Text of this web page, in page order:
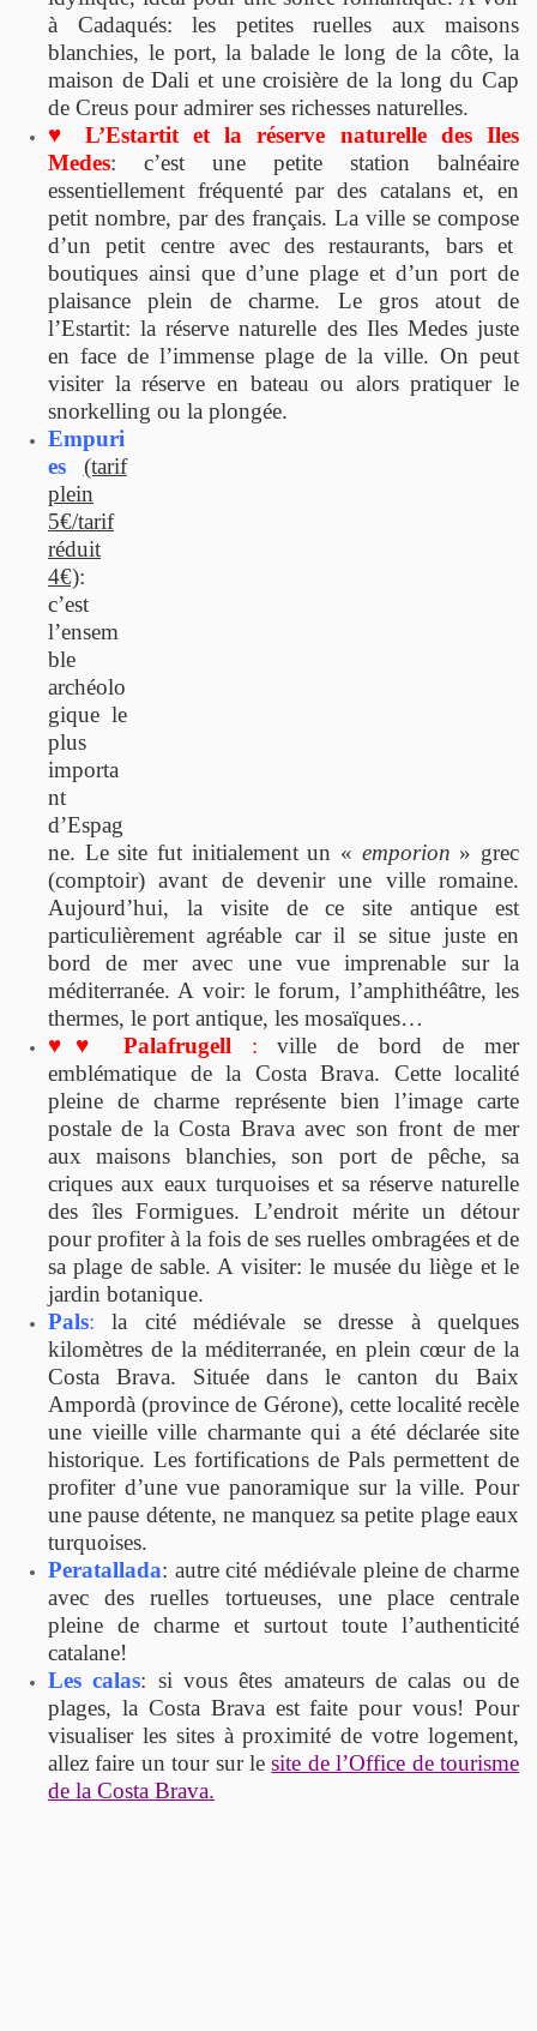
à Cadaqués: les petites ruelles aux maisons
blanchies, le port, la balade le long de la côte, la
maison de Dali et une croisière de la long du Cap
de Creus pour admirer ses richesses naturelles.
♥
L’Estartit et la réserve naturelle des Iles
Medes: c’est une petite station balnéaire
essentiellement fréquenté par des catalans et, en
petit nombre, par des français. La ville se compose
d’un petit centre avec des restaurants, bars et
boutiques ainsi que d’une plage et d’un port de
plaisance plein de charme. Le gros atout de
l’Estartit: la réserve naturelle des Iles Medes juste
en face de l’immense plage de la ville. On peut
visiter la réserve en bateau ou alors pratiquer le
snorkelling ou la plongée.
Empuri
es
(tarif
plein
5€/tarif
réduit
4€):
c’est
l’ensem
ble
archéolo
gique le
plus
importa
nt
d’Espag
ne. Le site fut initialement un « emporion » grec
(comptoir) avant de devenir une ville romaine.
Aujourd’hui, la visite de ce site antique est
particulièrement agréable car il se situe juste en
bord de mer avec une vue imprenable sur la
méditerranée. A voir: le forum, l’amphithéâtre, les
thermes, le port antique, les mosaïques…
♥ ♥ Palafrugell : ville de bord de mer
emblématique de la Costa Brava. Cette localité
pleine de charme représente bien l’image carte
postale de la Costa Brava avec son front de mer
aux maisons blanchies, son port de pêche, sa
criques aux eaux turquoises et sa réserve naturelle
des îles Formigues. L’endroit mérite un détour
pour profiter à la fois de ses ruelles ombragées et de
sa plage de sable. A visiter: le musée du liège et le
jardin botanique.
Pals:la cité médiévale se dresse à quelques
kilomètres de la méditerranée, en plein cœur de la
Costa Brava. Située dans le canton du Baix
Ampordà (province de Gérone), cette localité recèle
une vieille ville charmante qui a été déclarée site
historique. Les fortifications de Pals permettent de
profiter d’une vue panoramique sur la ville. Pour
une pause détente, ne manquez sa petite plage eaux
turquoises.
Peratallada: autre cité médiévale pleine de charme
avec des ruelles tortueuses, une place centrale
pleine de charme et surtout toute l’authenticité
catalane!
Les calas: si vous êtes amateurs de calas ou de
plages, la Costa Brava est faite pour vous! Pour
visualiser les sites à proximité de votre logement,
allez faire un tour sur lesite de l’Office de tourisme
de la Costa Brava.